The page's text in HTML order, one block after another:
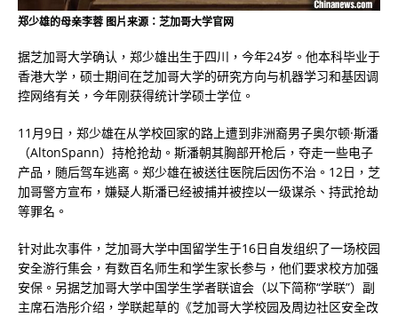
郑少雄的母亲李蓉 图片来源：芝加哥大学官网
据芝加哥大学确认，郑少雄出生于四川，今年24岁。他本科毕业于
香港大学，硕士期间在芝加哥大学的研究方向与机器学习和基因调
控网络有关，今年刚获得统计学硕士学位。
11月9日，郑少雄在从学校回家的路上遭到非洲裔男子奥尔顿·斯潘
（AltonSpann）持枪抢劫。斯潘朝其胸部开枪后，夺走一些电子
产品，随后驾车逃离。郑少雄在被送往医院后因伤不治。12日，芝
加哥警方宣布，嫌疑人斯潘已经被捕并被控以一级谋杀、持武抢劫
等罪名。
针对此次事件，芝加哥大学中国留学生于16日自发组织了一场校园
安全游行集会，有数百名师生和学生家长参与，他们要求校方加强
安保。另据芝加哥大学中国学生学者联谊会（以下简称“学联”）副
主席石浩彤介绍，学联起草的《芝加哥大学校园及周边社区安全改